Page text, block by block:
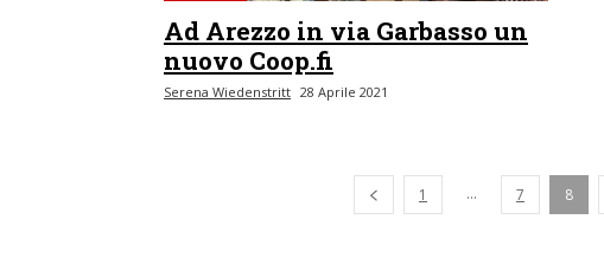
Ad Arezzo in via Garbasso un
nuovo Coop.fi
Serena Wiedenstritt 28 Aprile 2021
Pagina precedente
1 ... 7 8